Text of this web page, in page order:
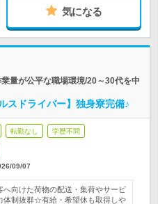
気になる
量が公平な職場環境/20～30代を中
スドライバー】独身寮完備♪
転勤なし 学歴不問
09/07
へ向けた荷物の配送・集荷やサービ
体制抜群☆有給・希望休も取得しや